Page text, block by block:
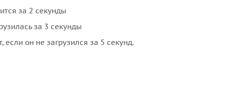
за 2 секунды
за 3 секунды
он не загрузился за 5 секунд.